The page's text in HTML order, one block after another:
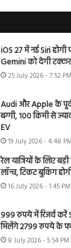
iOS 27 में नई Siri होगी
Gemini को देगी टक्कर
25 July 2026 - 7:52 PM
Audi और Apple के पूर्व
बग्गी, 100 किमी से
EV
19 July 2026 - 4:48
रेल यात्रियों के लिए
लॉन्च, टिकट बुकिंग
16 July 2026 - 1:45 PM
999 रुपये में रिजर्व
मिलेंगे 2799 रुपये के
8 July 2026 - 5:54 PM